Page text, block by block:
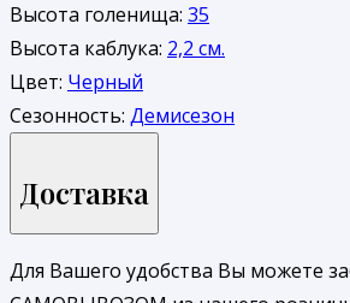
Высота голенища: 35
Высота каблука: 2,2 см.
Цвет: Черный
Сезонность: Демисезон
Доставка
Для Вашего удобства Вы можете